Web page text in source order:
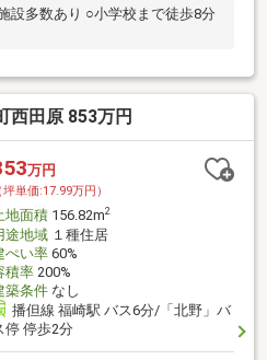
設多数あり ○小学校まで徒歩8分
西田原 853万円
万円
坪単価:17.99万円）
地面積156.82m2
途地域１種住居
ぺい率60%
積率200%
築条件なし
播但線 福崎駅 バス6分/「北野」バ
停 停歩2分